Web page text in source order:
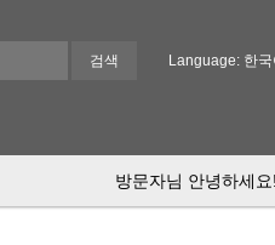
Language: 한국
방문자님 안녕하세요!